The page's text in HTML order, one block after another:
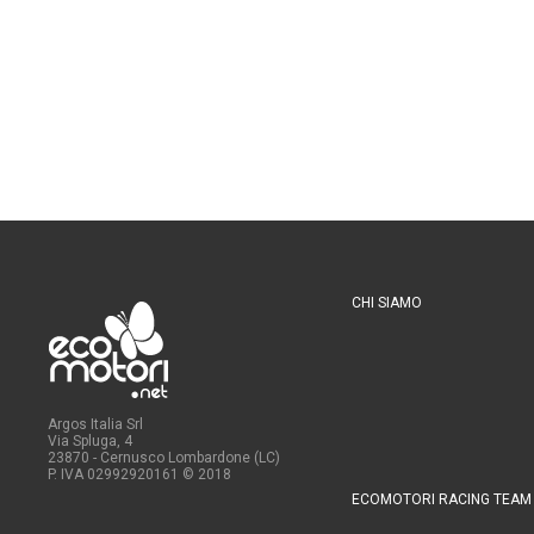
Argos Italia Srl
Via Spluga, 4
23870 - Cernusco Lombardone (LC)
P. IVA 02992920161 © 2018
CHI SIAMO
ECOMOTORI RACING TEAM